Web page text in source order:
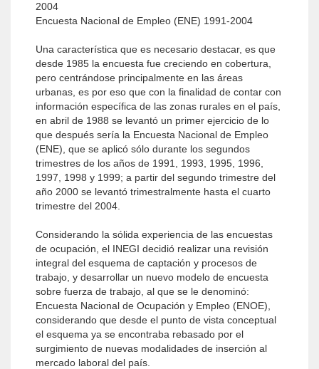
2004
Encuesta Nacional de Empleo (ENE) 1991-2004
Una característica que es necesario destacar, es que
desde 1985 la encuesta fue creciendo en cobertura,
pero centrándose principalmente en las áreas
urbanas, es por eso que con la finalidad de contar con
información específica de las zonas rurales en el país,
en abril de 1988 se levantó un primer ejercicio de lo
que después sería la Encuesta Nacional de Empleo
(ENE), que se aplicó sólo durante los segundos
trimestres de los años de 1991, 1993, 1995, 1996,
1997, 1998 y 1999; a partir del segundo trimestre del
año 2000 se levantó trimestralmente hasta el cuarto
trimestre del 2004.
Considerando la sólida experiencia de las encuestas
de ocupación, el INEGI decidió realizar una revisión
integral del esquema de captación y procesos de
trabajo, y desarrollar un nuevo modelo de encuesta
sobre fuerza de trabajo, al que se le denominó:
Encuesta Nacional de Ocupación y Empleo (ENOE),
considerando que desde el punto de vista conceptual
el esquema ya se encontraba rebasado por el
surgimiento de nuevas modalidades de inserción al
mercado laboral del país.